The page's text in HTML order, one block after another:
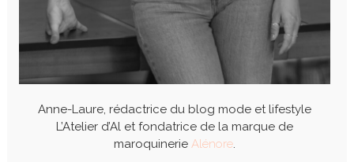
Anne-Laure, rédactrice du blog mode et lifestyle
L’Atelier d’Al et fondatrice de la marque de
maroquinerie Alénore.